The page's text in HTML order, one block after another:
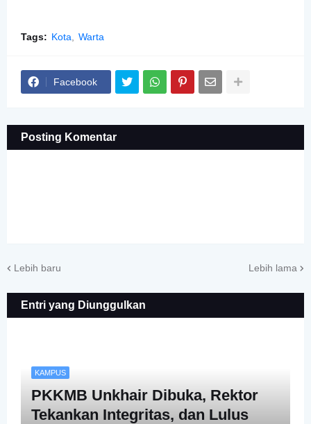
Tags: Kota Warta
Facebook
Posting Komentar
Lebih baru Lebih lama
Entri yang Diunggulkan
KAMPUS
PKKMB Unkhair Dibuka, Rektor
Tekankan Integritas, dan Lulus